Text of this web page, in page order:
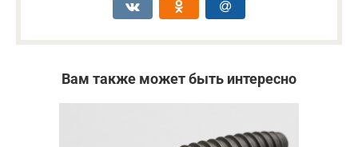
Вам также может быть интересно